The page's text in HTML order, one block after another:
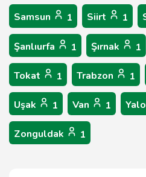
Samsun 1 Siirt 1
Şanlıurfa 1 Şırnak 1
Tokat 1 Trabzon 1
Uşak 1 Van 1
Zonguldak 1